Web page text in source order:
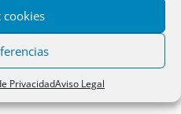
cookies
PrivacidadAviso Legal
pueden confundirse con
posibles denominaciones
federación, añadiendo a
deportiva.R. 21 de junio de